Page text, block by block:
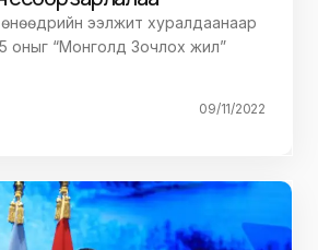
өнөөдрийн ээлжит хуралдаанаар
оныг “Монголд Зочлох жил”
09/11/2022